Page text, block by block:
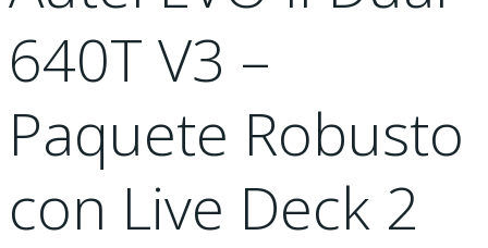
640T V3 –
Paquete Robusto
con Live Deck 2